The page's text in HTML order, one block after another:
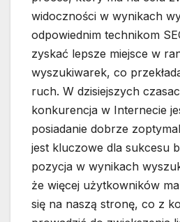
widoczności w wynikach
odpowiednim technikom
zyskać lepsze miejsce w
wyszukiwarek, co
ruch. W dzisiejszych
konkurencja w Internecie
posiadanie dobrze
jest kluczowe dla sukcesu
pozycja w wynikach
że więcej użytkowników
się na naszą stronę, co z